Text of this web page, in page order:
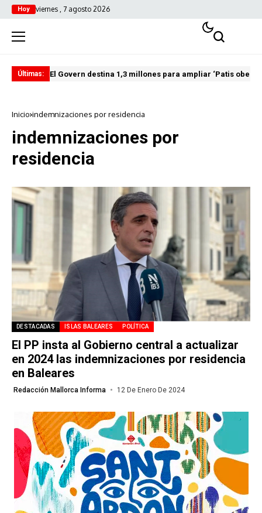
Hoy viernes , 7 agosto 2026
Últimas: El Govern destina 1,3 millones para ampliar ‘Patis
Inicio indemnizaciones por residencia
indemnizaciones por
residencia
DESTACADAS ISLAS BALEARES POLÍTICA
El PP insta al Gobierno central a actualizar
en 2024 las indemnizaciones por residencia
en Baleares
Redacción Mallorca Informa 12 De Enero De 2024